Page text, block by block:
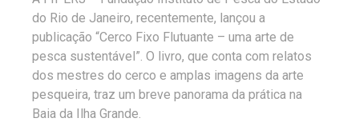
do Rio de Janeiro, recentemente, lançou a
publicação “Cerco Fixo Flutuante – uma arte de
pesca sustentável”. O livro, que conta com relatos
dos mestres do cerco e amplas imagens da arte
pesqueira, traz um breve panorama da prática na
Baia da Ilha Grande.